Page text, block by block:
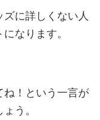
に詳しくない人
なります。
ね！という一言が
う。